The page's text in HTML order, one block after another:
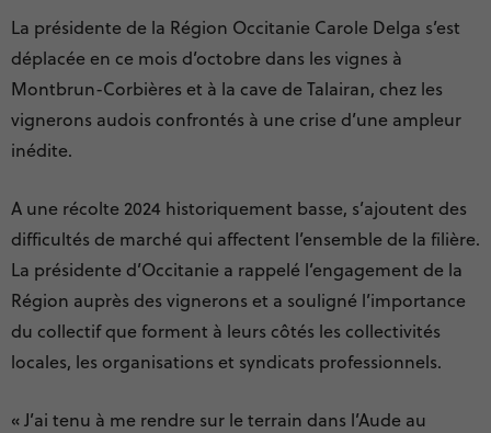
La présidente de la Région Occitanie Carole Delga s’est
déplacée en ce mois d’octobre dans les vignes à
Montbrun-Corbières et à la cave de Talairan, chez les
vignerons audois confrontés à une crise d’une ampleur
inédite.
A une récolte 2024 historiquement basse, s’ajoutent des
difficultés de marché qui affectent l’ensemble de la filière.
La présidente d’Occitanie a rappelé l’engagement de la
Région auprès des vignerons et a souligné l’importance
du collectif que forment à leurs côtés les collectivités
locales, les organisations et syndicats professionnels.
« J’ai tenu à me rendre sur le terrain dans l’Aude au